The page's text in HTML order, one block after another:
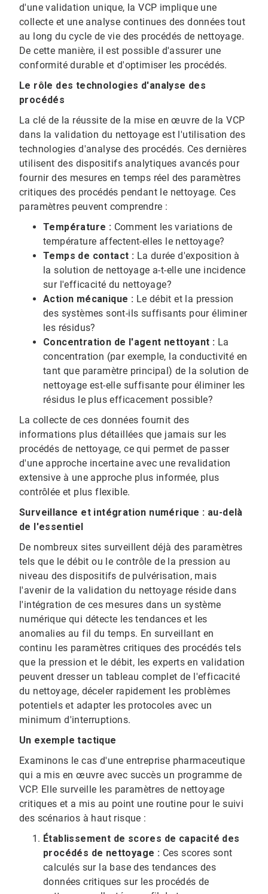
d'une validation unique, la VCP implique une
collecte et une analyse continues des données tout
au long du cycle de vie des procédés de nettoyage.
De cette manière, il est possible d'assurer une
conformité durable et d'optimiser les procédés.​​​​​​​
Le rôle des technologies d'analyse des
procédés
La clé de la réussite de la mise en œuvre de la VCP
dans la validation du nettoyage est l'utilisation des
technologies d'analyse des procédés. Ces dernières
utilisent des dispositifs analytiques avancés pour
fournir des mesures en temps réel des paramètres
critiques des procédés pendant le nettoyage. Ces
paramètres peuvent comprendre :
Température : Comment les variations de
température affectent-elles le nettoyage?
Temps de contact : La durée d'exposition à
la solution de nettoyage a-t-elle une incidence
sur l'efficacité du nettoyage?
Action mécanique : Le débit et la pression
des systèmes sont-ils suffisants pour éliminer
les résidus?
Concentration de l'agent nettoyant : La
concentration (par exemple, la conductivité en
tant que paramètre principal) de la solution de
nettoyage est-elle suffisante pour éliminer les
résidus le plus efficacement possible?
La collecte de ces données fournit des
informations plus détaillées que jamais sur les
procédés de nettoyage, ce qui permet de passer
d'une approche incertaine avec une revalidation
extensive à une approche plus informée, plus
contrôlée et plus flexible.
Surveillance et intégration numérique : au-delà
de l'essentiel​​​​​​​
De nombreux sites surveillent déjà des paramètres
tels que le débit ou le contrôle de la pression au
niveau des dispositifs de pulvérisation, mais
l'avenir de la validation du nettoyage réside dans
l'intégration de ces mesures dans un système
numérique qui détecte les tendances et les
anomalies au fil du temps.​​​​​​​ En surveillant en
continu les paramètres critiques des procédés tels
que la pression et le débit, les experts en validation
peuvent dresser un tableau complet de l'efficacité
du nettoyage, déceler rapidement les problèmes
potentiels et adapter les protocoles avec un
minimum d'interruptions.
Un exemple tactique
Examinons le cas d'une entreprise pharmaceutique
qui a mis en œuvre avec succès un programme de
VCP. Elle surveille les paramètres de nettoyage
critiques et a mis au point une routine pour le suivi
des scénarios à haut risque : ​​​​​​​
Établissement de scores de capacité des
procédés de nettoyage : Ces scores sont
calculés sur la base des tendances des
données critiques sur les procédés de